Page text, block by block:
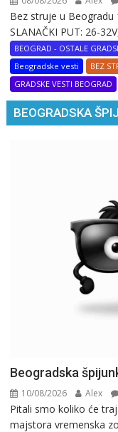
Bez struje u Beogradu
SLANAČKI PUT: 26-
BEOGRAD - OSTALE
Beogradske vesti
BEZ
GRADSKE VESTI BEOGRAD
BEOGRADSKA
Beogradska
10/08/2026 Alex
Pitali smo koliko će
majstora vremenska